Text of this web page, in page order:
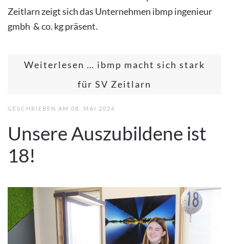
Zeitlarn zeigt sich das Unternehmen ibmp ingenieur
gmbh & co. kg präsent.
Weiterlesen … ibmp macht sich stark
für SV Zeitlarn
GESCHRIEBEN AM 08. MAI 2024
Unsere Auszubildene ist
18!